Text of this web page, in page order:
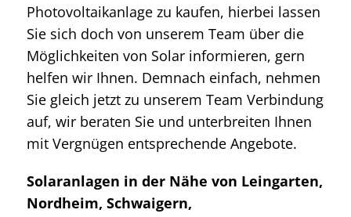
Photovoltaikanlage zu kaufen, hierbei lassen
Sie sich doch von unserem Team über die
Möglichkeiten von Solar informieren, gern
helfen wir Ihnen. Demnach einfach, nehmen
Sie gleich jetzt zu unserem Team Verbindung
auf, wir beraten Sie und unterbreiten Ihnen
mit Vergnügen entsprechende Angebote.
Solaranlagen in der Nähe von Leingarten,
Nordheim, Schwaigern,